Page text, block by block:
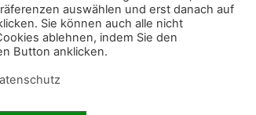
auswählen und erst danach auf
Sie können auch alle nicht
ablehnen, indem Sie den
Button anklicken.